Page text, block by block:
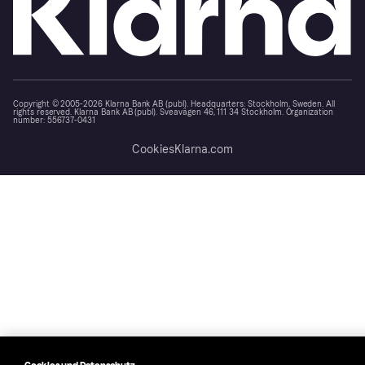
Copyright © 2005-2026 Klarna Bank AB (publ). Headquarters: Stockholm, Sweden. All
rights reserved. Klarna Bank AB (publ). Sveavägen 46, 111 34 Stockholm. Organization
number: 556737-0431
CookiesKlarna.com